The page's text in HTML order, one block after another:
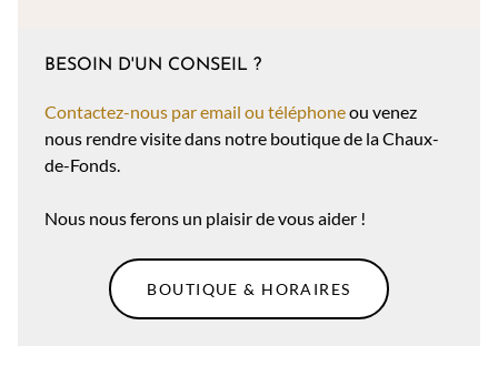
BESOIN D'UN CONSEIL ?
Contactez-nous par email ou téléphoneou venez
nous rendre visite dans notre boutique de la Chaux-
de-Fonds.
Nous nous ferons un plaisir de vous aider !
BOUTIQUE & HORAIRES